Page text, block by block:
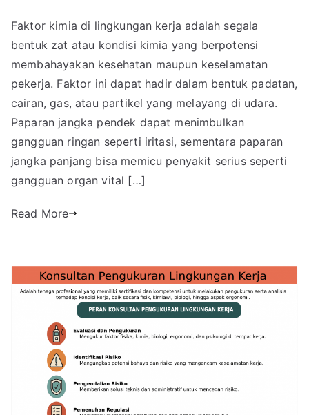
Faktor kimia di lingkungan kerja adalah segala
bentuk zat atau kondisi kimia yang berpotensi
membahayakan kesehatan maupun keselamatan
pekerja. Faktor ini dapat hadir dalam bentuk padatan,
cairan, gas, atau partikel yang melayang di udara.
Paparan jangka pendek dapat menimbulkan
gangguan ringan seperti iritasi, sementara paparan
jangka panjang bisa memicu penyakit serius seperti
gangguan organ vital […]
Read More